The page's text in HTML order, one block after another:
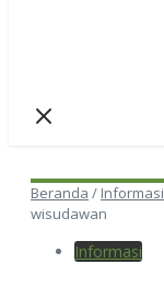
Beranda / Informasi
wisudawan
Informasi